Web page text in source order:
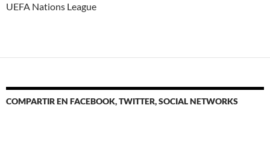
UEFA Nations League
COMPARTIR EN FACEBOOK, TWITTER, SOCIAL NETWORKS